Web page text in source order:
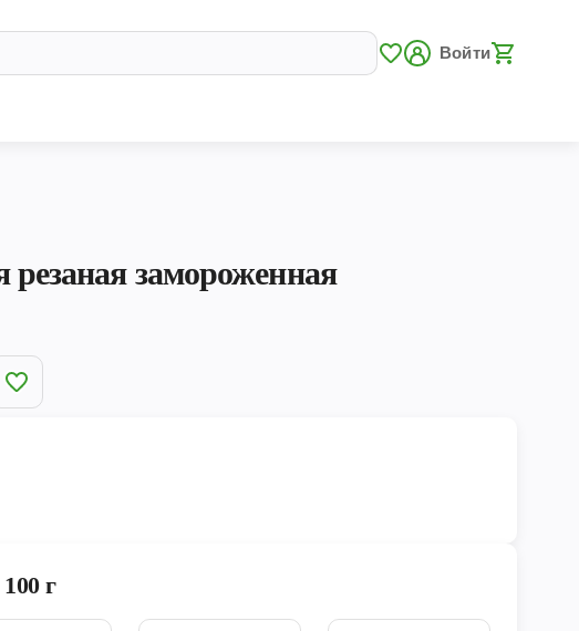
Войти
резаная замороженная
г